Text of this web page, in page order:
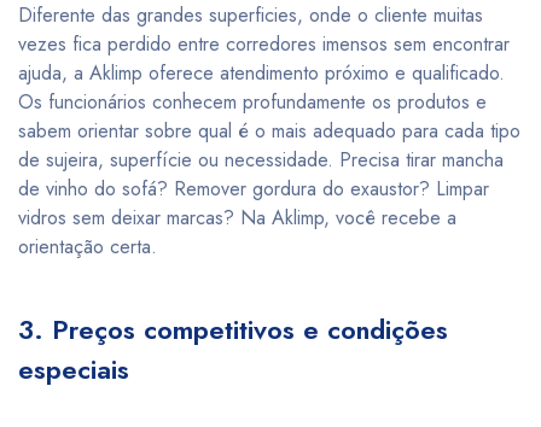
Diferente das grandes superficies, onde o cliente muitas
vezes fica perdido entre corredores imensos sem encontrar
ajuda, a Aklimp oferece atendimento próximo e qualificado.
Os funcionários conhecem profundamente os produtos e
sabem orientar sobre qual é o mais adequado para cada tipo
de sujeira, superfície ou necessidade. Precisa tirar mancha
de vinho do sofá? Remover gordura do exaustor? Limpar
vidros sem deixar marcas? Na Aklimp, você recebe a
orientação certa.
3. Preços competitivos e condições
especiais